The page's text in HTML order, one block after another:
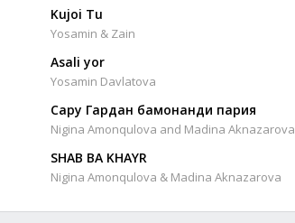
Kujoi Tu
Yosamin & Zain
Asali yor
Yosamin Davlatova
Сару Гардан бамонанди пария
Nigina Amonqulova and Madina Aknazarova
SHAB BA KHAYR
Nigina Amonqulova & Madina Aknazarova